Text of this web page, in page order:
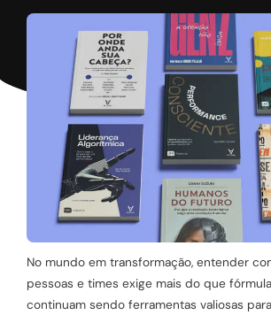
No mundo em transformação, entender
pessoas e times exige mais do que
continuam sendo ferramentas valiosas